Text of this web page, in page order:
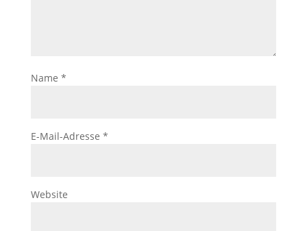
Name *
E-Mail-Adresse *
Website